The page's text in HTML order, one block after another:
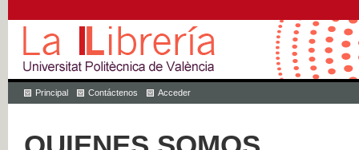
Principal Contáctenos Acceder